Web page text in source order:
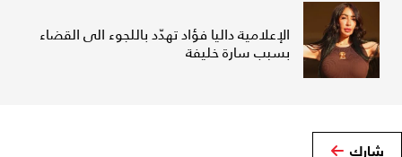
الإعلامية داليا فؤاد تهدّد باللجوء الى القضاء
بسبب سارة خليفة
شارك